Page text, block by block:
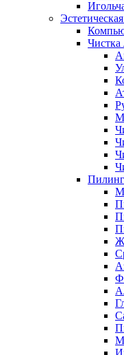
Чистка